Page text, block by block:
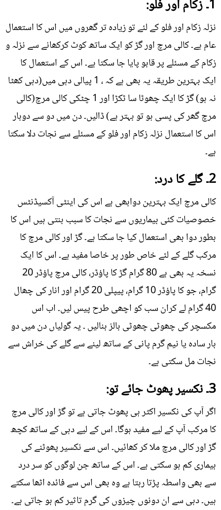
1۔ زکام اور فلو:
نزلہ زکام اور فلو کے لئے تو زیادہ تر گھروں میں اس کا استعمال
عام ہے۔ کالی مرچ اور گڑ کو ایک ساتھ کوٹ کرکھانے سے نزلہ و
زکام کے مسئلے پر قابو پایا جا سکتا ہے۔ اس کے استعمال کا
ایک بہترین طریقہ یہ بھی ہے کہ ، 1 پیالی دہی میں(دہی کھٹا
نہ ہو) گڑ کا ایک چھوٹا سا ٹکڑا اور 1 چٹکی کالی مرچ(کالی
مرچ گھر کی پسی ہو تو بہتر ہے) ڈالیں۔ دن میں دو سے دوبار
اس کا استعمال نزلہ زکام اور فلو کے مسئلے سے نجات دلا سکتا
ہے۔
2۔ گلے کا درد:
کالی مرچ ایک بہترین دوابھی ہے اس کی اینٹی آکسیڈنٹس
خصوصیات کئی بیماریوں سے نجات کا سبب بنتی ہیں اس کا
بطور دوا بھی استعمال کیا جا سکتا ہے۔ گڑ اور کالی مرچ کا
مرکب گلے کے لئے خاص طور پر خاصا مفید ہے۔ اس کا ایک
نسخہ یہ بھی ہے 80 گرام گڑ کا پاؤڈر، کالی مرچ پاؤڈر 20
گرام، جو کا پاؤڈر 10 گرام، پیپلی 20 گرام اور انار کی چھال
40 گرام لے کران سب کو اچھی طرح پیس لیں۔ اب اس
مکسچر کی چھوٹی چھوٹی بالز بنالیں ۔ یہ گولیاں دن میں دو
بار سادہ یا نیم گرم پانی کے ساتھ لینے سے گلے کی خراش سے
نجات مل سکتی ہے۔
3۔ نکسیر پھوٹ جائے تو:
اگر آپ کی نکسیر اکثر ہی پھوٹ جاتی ہے تو گڑ اور کالی مرچ
کا مرکب آپ کے لیے مفید ہوگا۔ اس کے لیے دہی کے ساتھ کچھ
گڑ اور کالی مرچ ملا کر کھائیں۔ اس سے نکسیر پھوٹنے کی
بیماری کم ہو سکتی ہے۔ اس کے ساتھ جن لوگوں کو سر درد
سے بھی واسطہ پڑتا رہتا ہے وہ بھی اس سے فائدہ اٹھا سکتے
ہیں۔ دہی سے ان دونوں چیزوں کی گرم تاثیر کم ہو جاتی ہے۔